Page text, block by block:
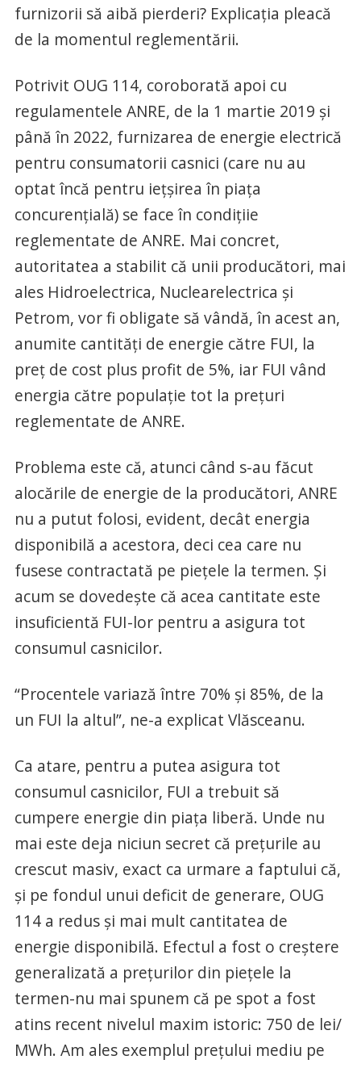
furnizorii să aibă pierderi? Explicaţia pleacă
de la momentul reglementării.
Potrivit OUG 114, coroborată apoi cu
regulamentele ANRE, de la 1 martie 2019 şi
până în 2022, furnizarea de energie electrică
pentru consumatorii casnici (care nu au
optat încă pentru ieţşirea în piaţa
concurenţială) se face în condiţiie
reglementate de ANRE. Mai concret,
autoritatea a stabilit că unii producători, mai
ales Hidroelectrica, Nuclearelectrica şi
Petrom, vor fi obligate să vândă, în acest an,
anumite cantităţi de energie către FUI, la
preţ de cost plus profit de 5%, iar FUI vând
energia către populaţie tot la preţuri
reglementate de ANRE.
Problema este că, atunci când s-au făcut
alocările de energie de la producători, ANRE
nu a putut folosi, evident, decât energia
disponibilă a acestora, deci cea care nu
fusese contractată pe pieţele la termen. Şi
acum se dovedeşte că acea cantitate este
insuficientă FUI-lor pentru a asigura tot
consumul casnicilor.
“Procentele variază între 70% şi 85%, de la
un FUI la altul”, ne-a explicat Vlăsceanu.
Ca atare, pentru a putea asigura tot
consumul casnicilor, FUI a trebuit să
cumpere energie din piaţa liberă. Unde nu
mai este deja niciun secret că preţurile au
crescut masiv, exact ca urmare a faptului că,
şi pe fondul unui deficit de generare, OUG
114 a redus şi mai mult cantitatea de
energie disponibilă. Efectul a fost o creştere
generalizată a preţurilor din pieţele la
termen-nu mai spunem că pe spot a fost
atins recent nivelul maxim istoric: 750 de lei/
MWh. Am ales exemplul preţului mediu pe